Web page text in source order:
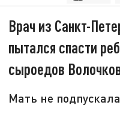
Врач из Санкт-
пытался спасти
сыроедов
Мать не